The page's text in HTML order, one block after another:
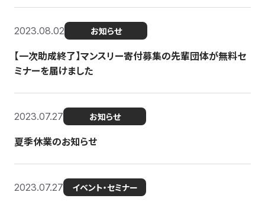
2023.08.02 お知らせ
【一次助成終了】マンスリー寄付募集の先輩団体が無料セ
ミナーを届けました
2023.07.27 お知らせ
夏季休業のお知らせ
2023.07.27 イベント・セミナー